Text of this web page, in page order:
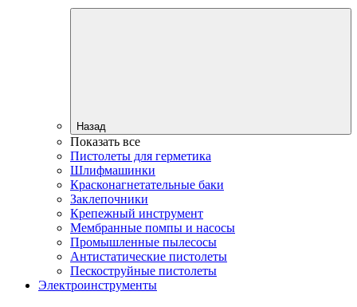
Назад
Показать все
Пистолеты для герметика
Шлифмашинки
Красконагнетательные баки
Заклепочники
Крепежный инструмент
Мембранные помпы и насосы
Промышленные пылесосы
Антистатические пистолеты
Пескоструйные пистолеты
Электроинструменты